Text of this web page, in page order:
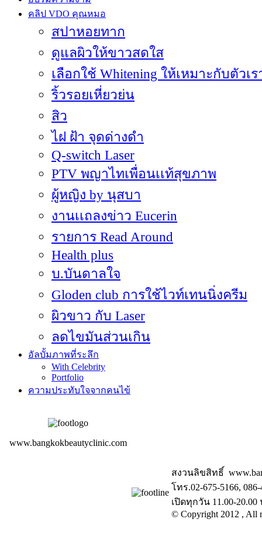
คลิป VDO คุณหมอ
สปาหอยทาก
ดูแลผิวให้ขาวสดใส
เลือกใช้ Whitening ให้เหมาะกับตัวเร
ริ้วรอยเหี่ยวย่น
สิว
ไฝ ฝ้า จุดด่างดำ
Q-switch Laser
PTV พญาไทเพื่อนเเท้สุขภาพ
ผู้หญิง by นุสบา
งานเเถลงข่าว Eucerin
รายการ Read Around
Health plus
บ.บันดาลใจ
Gloden club การใช้ไวท์เทนนิ่งครีม
ผิวขาว กับ Laser
ลดไขมันส่วนเกิน
อัลบั้มภาพที่ระลึก
With Celebrity
Portfolio
ความประทับใจจากคนไข้
www.bangkokbeautyclinic.com
สงวนลิขสิทธิ์
โทร.02-675-5166,
เปิดทุกวัน 11.00-20.00
© Copyright 2012 , All